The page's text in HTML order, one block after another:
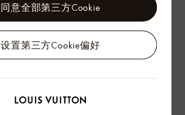
设置第三方Cookie偏好
同意全部第三方Cookie